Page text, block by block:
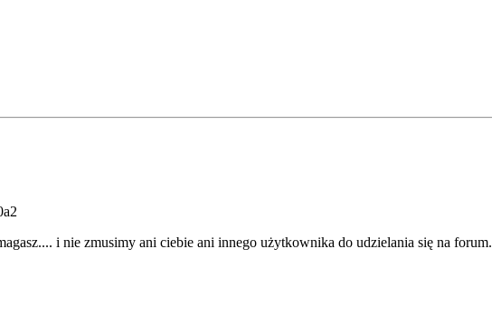
i nie zmusimy ani ciebie ani innego użytkownika do udzielania się na forum.